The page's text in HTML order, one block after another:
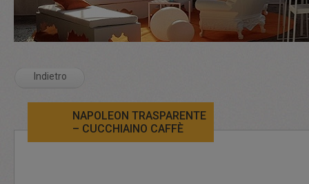
Indietro
NAPOLEON TRASPARENTE
– CUCCHIAINO CAFFÈ